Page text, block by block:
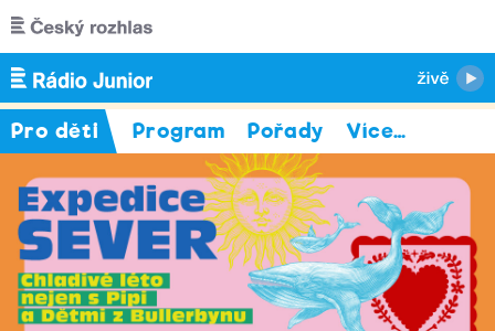
Přejít k hlavnímu obsahu
Pro děti Program Pořady Více…